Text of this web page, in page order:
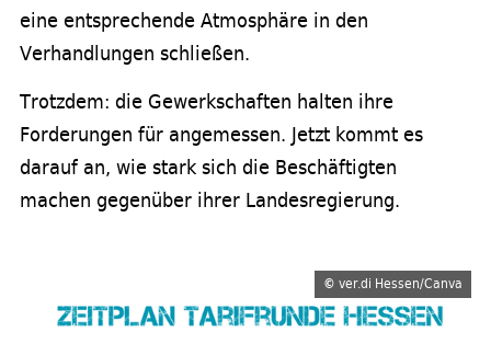
eine entsprechende Atmosphäre in den
Verhandlungen schließen.
Trotzdem: die Gewerkschaften halten ihre
Forderungen für angemessen. Jetzt kommt es
darauf an, wie stark sich die Beschäftigten
machen gegenüber ihrer Landesregierung.
© ver.di Hessen/Canva